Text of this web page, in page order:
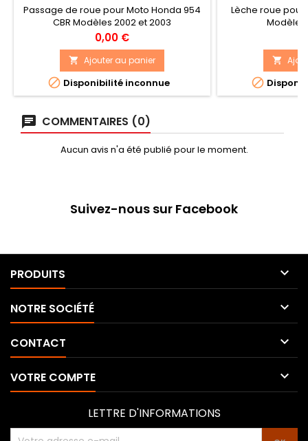
Passage de roue pour Moto Honda 954
CBR Modèles 2002 et 2003
Prix
0,00 €
 Ajouter au panier
 Disponibilité inconnue
Lèche roue pour
Modèles


COMMENTAIRES (0)
Aucun avis n'a été publié pour le moment.
Suivez-nous sur Facebook
PRODUITS 
NOTRE SOCIÉTÉ 
CONTACT 
VOTRE COMPTE 
LETTRE D'INFORMATIONS